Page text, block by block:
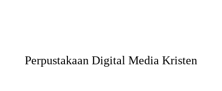
Perpustakaan Digital Media Kristen